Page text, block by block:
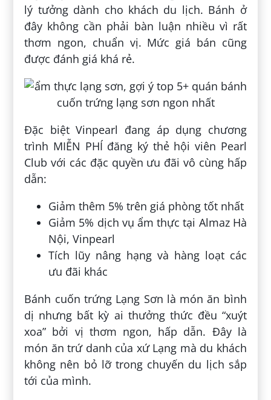
lý tưởng dành cho khách du lịch. Bánh ở
đây không cần phải bàn luận nhiều vì rất
thơm ngon, chuẩn vị. Mức giá bán cũng
được đánh giá khá rẻ.
Đặc biệt Vinpearl đang áp dụng chương
trình MIỄN PHÍ đăng ký thẻ hội viên Pearl
Club với các đặc quyền ưu đãi vô cùng hấp
dẫn:
Giảm thêm 5% trên giá phòng tốt nhất
Giảm 5% dịch vụ ẩm thực tại Almaz Hà
Nội, Vinpearl
Tích lũy nâng hạng và hàng loạt các
ưu đãi khác
Bánh cuốn trứng Lạng Sơn là món ăn bình
dị nhưng bất kỳ ai thưởng thức đều “xuýt
xoa” bởi vị thơm ngon, hấp dẫn. Đây là
món ăn trứ danh của xứ Lạng mà du khách
không nên bỏ lỡ trong chuyến du lịch sắp
tới của mình.